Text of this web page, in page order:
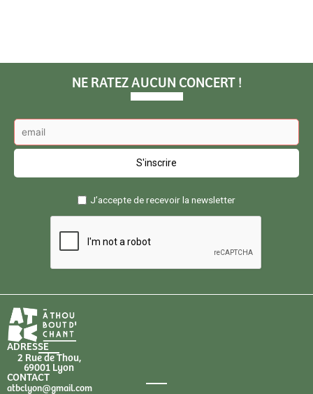
NE RATEZ AUCUN CONCERT !
J’accepte de recevoir la newsletter
ADRESSE
2 Rue de Thou,
69001 Lyon
CONTACT
atbclyon@gmail.com